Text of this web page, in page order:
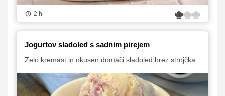
2 h
Jogurtov sladoled s sadnim pirejem
Zelo kremast in okusen domači sladoled brez strojčka.